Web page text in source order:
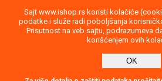
Sajt www.ishop.rs koristi kolačiće
podatke i služe radi poboljšanja
Prisutnost na veb sajtu, podrazumeva
korišćenjem ovih
OK
Privatnost podataka Kontakt